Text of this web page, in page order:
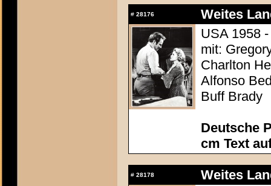
# 28176
Weites
USA 1958
mit:
Charlton
Alfonso
Buff Brady
Deutsche
cm Text
# 28178
Weites